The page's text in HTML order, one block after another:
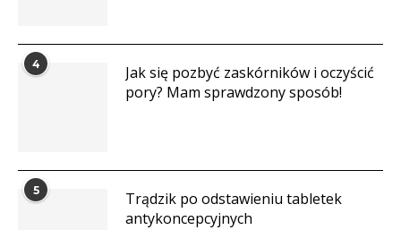
4
Jak się pozbyć zaskórników i oczyścić
pory? Mam sprawdzony sposób!
5
Trądzik po odstawieniu tabletek
antykoncepcyjnych